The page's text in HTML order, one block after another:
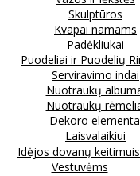
Skulptūros
Kvapai namams
Padėkliukai
Puodeliai ir Puodelių
Serviravimo indai
Nuotraukų
Nuotraukų
Dekoro
Laisvalaikiui
Idėjos dovanų
Vestuvėms